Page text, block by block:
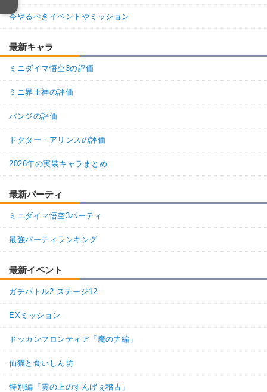
今やるべきイベントやミッション
最新キャラ
ミニダイマ悟空3の評価
ミニ界王神の評価
パンジの評価
ドクター・アリンスの評価
2026年の実装キャラまとめ
最新パーティ
ミニダイマ悟空3パーティ
最強パーティランキング
最新イベント
ガチバトル2 ステージ12
EXミッション
ドッカンフロンティア「魔の力編」
仙猫と食いしん坊
特別編「雲の上のすんげぇ稽古」